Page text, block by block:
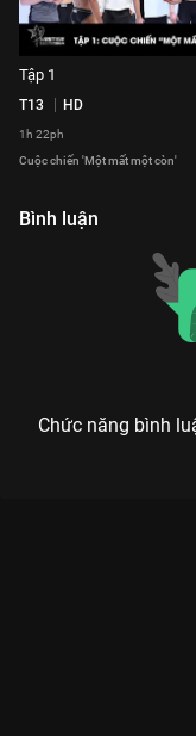
Tập 1
T13 HD
1h 22ph
Cuộc chiến 'Một mất một còn'
Bình luận
Chức năng bình